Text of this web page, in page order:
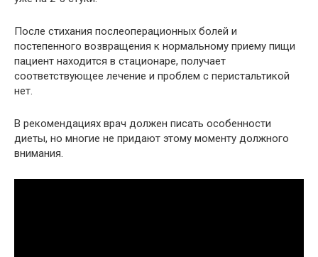
После стихания послеоперационных болей и
постепенного возвращения к нормальному приему пищи
пациент находится в стационаре, получает
соответствующее лечение и проблем с перистальтикой
нет.
В рекомендациях врач должен писать особенности
диеты, но многие не придают этому моменту должного
внимания.